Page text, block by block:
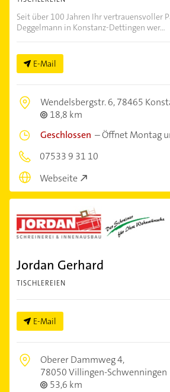
Seit über 100 Jahren Ihr vertrauensvoller
Deggelmann in Konstanz-Dettingen wer...
E-Mail
Wendelsbergstr. 6,78465
18,8 km
Geschlossen –Öffnet Montag
07533 9 31 10
Webseite
Jordan Gerhard
TISCHLEREIEN
E-Mail
Oberer Dammweg 4,
78050 Villingen-Schwenningen
53,6 km